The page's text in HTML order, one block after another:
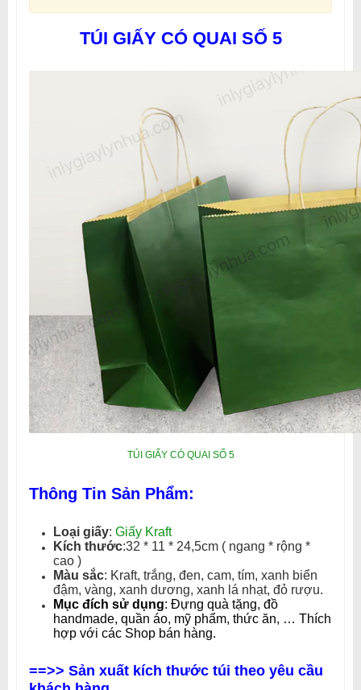
TÚI GIẤY CÓ QUAI SỐ 5
TÚI GIẤY CÓ QUAI SỐ 5
Thông Tin Sản Phẩm:
Loại giấy: Giấy Kraft
Kích thước:32 * 11 * 24,5cm ( ngang * rộng *
cao )
Màu sắc: Kraft, trắng, đen, cam, tím, xanh biển
đậm, vàng, xanh dương, xanh lá nhạt, đỏ rượu.
Mục đích sử dụng: Đựng quà tặng, đồ
handmade, quần áo, mỹ phẩm, thức ăn, … Thích
hợp với các Shop bán hàng.
==>> Sản xuất kích thước túi theo yêu cầu